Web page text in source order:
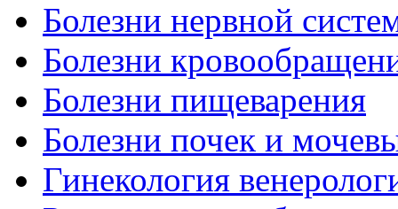
Болезни нервной
Болезни
Болезни пищеварения
Болезни почек и
Гинекология